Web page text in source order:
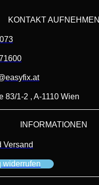
KONTAKT AUFNEHMEN
83/1-2 , A-1110 Wien
INFORMATIONEN
Versand
widerrufen